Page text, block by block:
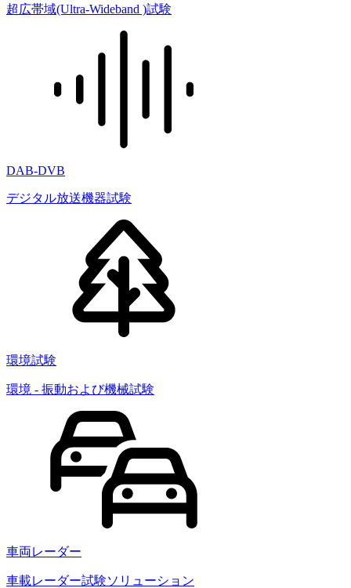
超広帯域(Ultra-Wideband )試験
DAB-DVB
デジタル放送機器試験
環境試験
環境 - 振動および機械試験
車両レーダー
車載レーダー試験ソリューション